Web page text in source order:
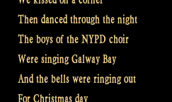
Then danced through the night
The boys of the NYPD choir
Were singing Galway Bay
And the bells were ringing out
For Christmas day